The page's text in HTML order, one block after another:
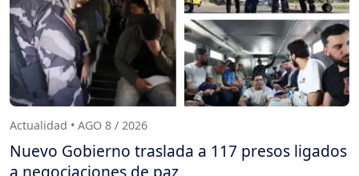
Actualidad • AGO 8 / 2026
Nuevo Gobierno traslada a 117 presos ligados
a negociaciones de paz